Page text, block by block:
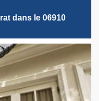
dans le 06910